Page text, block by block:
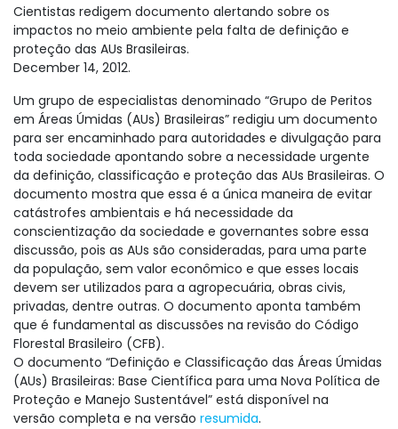
Cientistas redigem documento alertando sobre os
impactos no meio ambiente pela falta de definição e
proteção das AUs Brasileiras.
December 14, 2012.
Um grupo de especialistas denominado “Grupo de Peritos
em Áreas Úmidas (AUs) Brasileiras” redigiu um documento
para ser encaminhado para autoridades e divulgação para
toda sociedade apontando sobre a necessidade urgente
da definição, classificação e proteção das AUs Brasileiras. O
documento mostra que essa é a única maneira de evitar
catástrofes ambientais e há necessidade da
conscientização da sociedade e governantes sobre essa
discussão, pois as AUs são consideradas, para uma parte
da população, sem valor econômico e que esses locais
devem ser utilizados para a agropecuária, obras civis,
privadas, dentre outras. O documento aponta também
que é fundamental as discussões na revisão do Código
Florestal Brasileiro (CFB).
O documento “Definição e Classificação das Áreas Úmidas
(AUs) Brasileiras: Base Científica para uma Nova Política de
Proteção e Manejo Sustentável” está disponível na
versão completa e na versão resumida.